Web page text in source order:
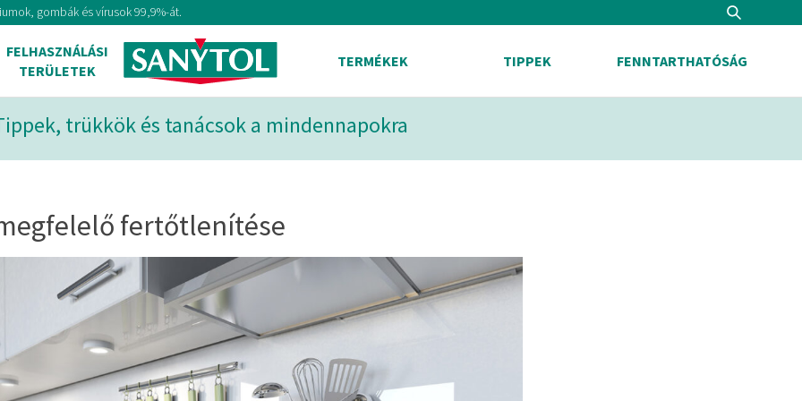
gombák és vírusok 99,9%-át.
FELHASZNÁLÁSI
TERÜLETEK
TERMÉKEK TIPPEK FENNTARTHATÓSÁG
trükkök és tanácsok a mindennapokra
fertőtlenítése